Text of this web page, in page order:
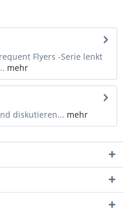
Flyers -Serie lenkt
mehr
diskutieren... mehr